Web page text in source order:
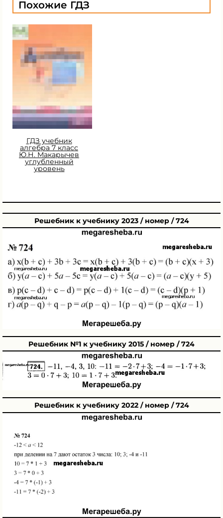
Похожие ГДЗ
ГДЗ учебник
алгебра 7 класс
Ю.Н. Макарычев
углубленный
уровень
Решебник к учебнику 2023 / номер / 724
Решебник №1 к учебнику 2015 / номер / 724
Решебник к учебнику 2022 / номер / 724